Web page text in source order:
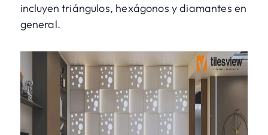
incluyen triángulos, hexágonos y diamantes en
general.